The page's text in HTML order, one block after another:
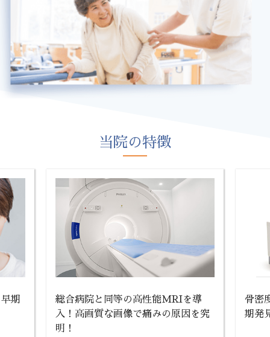
当院の特徴
期
総合病院と同等の高性能MRIを導
入！高画質な画像で痛みの原因を究
明！
骨密
期発